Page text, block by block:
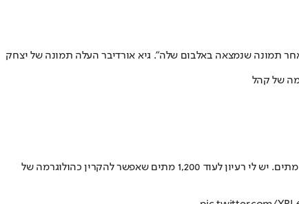
תמונה שנמצאה באלבום שלה". גיא אורדיבר העלה תמונה של יצחק
גולשת אחרת התייחסה לקורבנות טבח 7 באוקטובר וכתבה "אף אחד לא רוצה להופיע בטקס של מירי רגב אז היא מתכוונת להקרין הולוגרמה של אומנים מתים. יש לי רעיון לעוד 1,200 מתים שאפשר להקרין כהולוגרמה של